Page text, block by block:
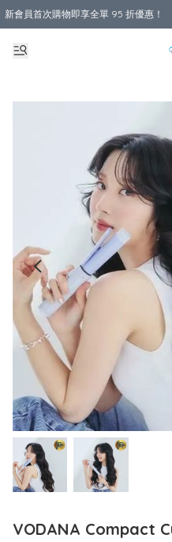
新會員首次購物即享全單 95 折優惠！
購物滿 HKD 800.00即享免運費優惠！
VODANA Compact